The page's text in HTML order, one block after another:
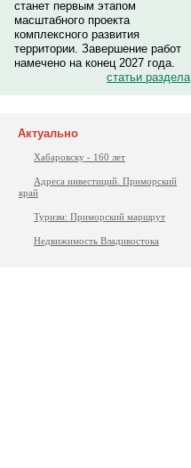
станет первым этапом
масштабного проекта
комплексного развития
территории. Завершение работ
намечено на конец 2027 года.
статьи раздела
Актуально
Хабаровску - 160 лет
Адреса инвестиций. Приморский
край
Туризм: Приморский маршрут
Недвижимость Владивостока